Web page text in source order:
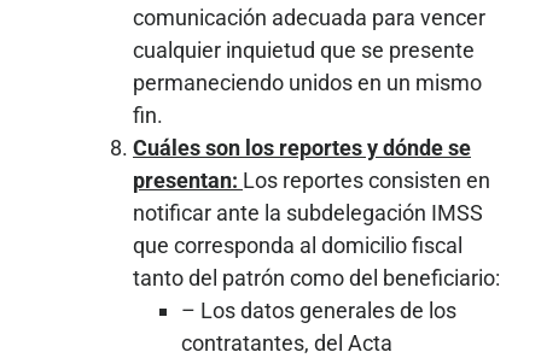
comunicación adecuada para vencer
cualquier inquietud que se presente
permaneciendo unidos en un mismo
fin.
Cuáles son los reportes y dónde se
presentan: Los reportes consisten en
notificar ante la subdelegación IMSS
que corresponda al domicilio fiscal
tanto del patrón como del beneficiario:
– Los datos generales de los
contratantes, del Acta